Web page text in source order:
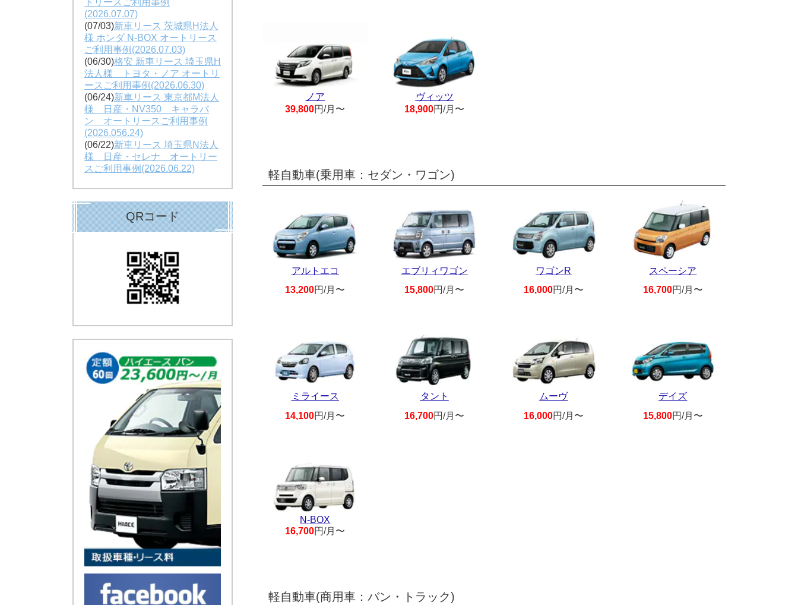
ノア
39,800円/月〜
ヴィッツ
18,900円/月〜
軽自動車(乗用車：セダン・ワゴン)
アルトエコ
13,200円/月〜
エブリィワゴン
15,800円/月〜
ワゴンR
16,000円/月〜
スペーシア
16,700円/月〜
ミライース
14,100円/月〜
タント
16,700円/月〜
ムーヴ
16,000円/月〜
デイズ
15,800円/月〜
N-BOX
16,700円/月〜
軽自動車(商用車：バン・トラック)
トリースご利用事例
(2026.07.07)
(07/03)新車リース 茨城県H法人
様 ホンダ N-BOX オートリース
ご利用事例(2026.07.03)
(06/30)格安 新車リース 埼玉県H
法人様 トヨタ・ノア オートリ
ースご利用事例(2026.06.30)
(06/24)新車リース 東京都M法人
様 日産・NV350 キャラバ
ン オートリースご利用事例
(2026.056.24)
(06/22)新車リース 埼玉県N法人
様 日産・セレナ オートリー
スご利用事例(2026.06.22)
QRコード